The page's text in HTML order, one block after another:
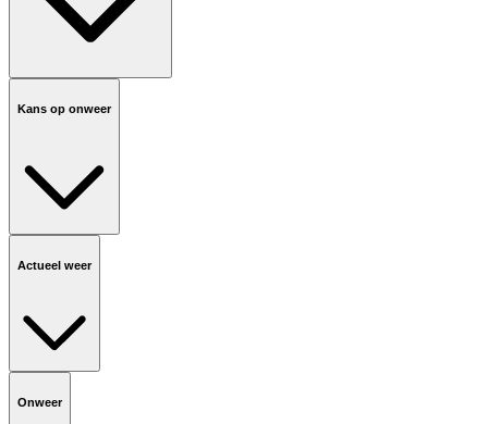
Kans op onweer
Actueel weer
Onweer